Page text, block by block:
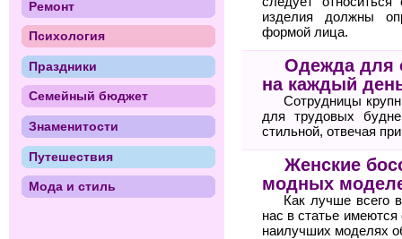
изделия должны
формой лица.
Одежда для
на каждый
Сотрудницы
для трудовых
стильной, отвечая
Женские
модных
Как лучше всего
нас в статье
наилучших моделях
Ремонт
Психология
Праздники
Семейный бюджет
Знаменитости
Путешествия
Мода и стиль